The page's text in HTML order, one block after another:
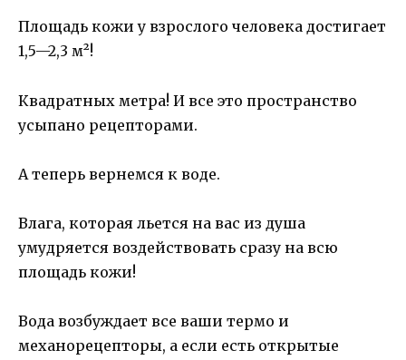
Площадь кожи у взрослого человека достигает
1,5—2,3 м²!
Квадратных метра! И все это пространство
усыпано рецепторами.
А теперь вернемся к воде.
Влага, которая льется на вас из душа
умудряется воздействовать сразу на всю
площадь кожи!
Вода возбуждает все ваши термо и
механорецепторы, а если есть открытые